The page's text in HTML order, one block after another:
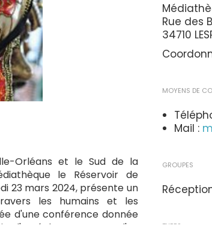
Orléans et le Sud de la
le Réservoir de
23 mars 2024, présente un
les humains et les
d'une conférence donnée
d'un échange autour d'un
Rue des
34710
MOYENS DE
Mail :
GROUPES
TYPES